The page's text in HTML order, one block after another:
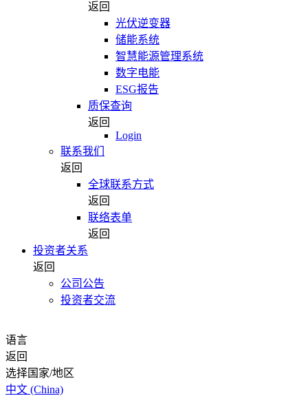
返回
光伏逆变器
储能系统
智慧能源管理系统
数字电能
ESG报告
质保查询
返回
Login
联系我们
返回
全球联系方式
返回
联络表单
返回
投资者关系
返回
公司公告
投资者交流
语言
返回
选择国家/地区
中文 (China)